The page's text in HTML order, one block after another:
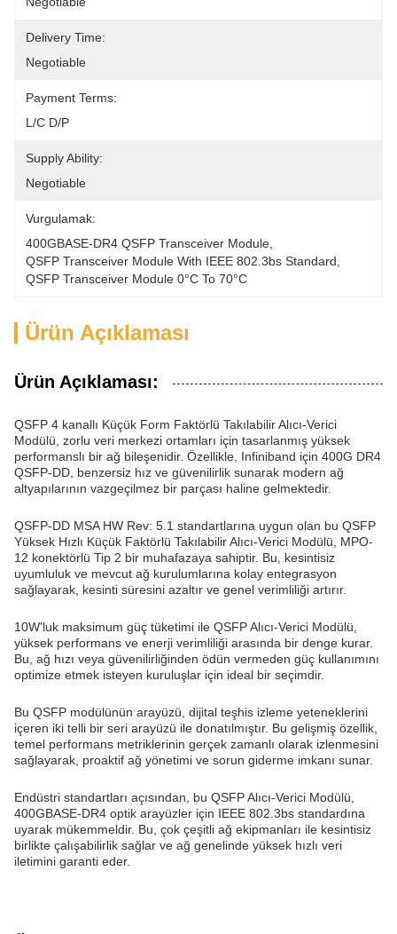
Delivery Time:
Negotiable
Payment Terms:
L/C D/P
Supply Ability:
Negotiable
Vurgulamak:
400GBASE-DR4 QSFP Transceiver Module
QSFP Transceiver Module With IEEE 802.3bs Standard
QSFP Transceiver Module 0°C To 70°C
Ürün Açıklaması
Ürün Açıklaması:
QSFP 4 kanallı Küçük Form Faktörlü Takılabilir Alıcı-Verici
Modülü, zorlu veri merkezi ortamları için tasarlanmış yüksek
performanslı bir ağ bileşenidir. Özellikle, Infiniband için 400G DR4
QSFP-DD, benzersiz hız ve güvenilirlik sunarak modern ağ
altyapılarının vazgeçilmez bir parçası haline gelmektedir.
QSFP-DD MSA HW Rev: 5.1 standartlarına uygun olan bu QSFP
Yüksek Hızlı Küçük Faktörlü Takılabilir Alıcı-Verici Modülü, MPO-
12 konektörlü Tip 2 bir muhafazaya sahiptir. Bu, kesintisiz
uyumluluk ve mevcut ağ kurulumlarına kolay entegrasyon
sağlayarak, kesinti süresini azaltır ve genel verimliliği artırır.
10W'luk maksimum güç tüketimi ile QSFP Alıcı-Verici Modülü,
yüksek performans ve enerji verimliliği arasında bir denge kurar.
Bu, ağ hızı veya güvenilirliğinden ödün vermeden güç kullanımını
optimize etmek isteyen kuruluşlar için ideal bir seçimdir.
Bu QSFP modülünün arayüzü, dijital teşhis izleme yeteneklerini
içeren iki telli bir seri arayüzü ile donatılmıştır. Bu gelişmiş özellik,
temel performans metriklerinin gerçek zamanlı olarak izlenmesini
sağlayarak, proaktif ağ yönetimi ve sorun giderme imkanı sunar.
Endüstri standartları açısından, bu QSFP Alıcı-Verici Modülü,
400GBASE-DR4 optik arayüzler için IEEE 802.3bs standardına
uyarak mükemmeldir. Bu, çok çeşitli ağ ekipmanları ile kesintisiz
birlikte çalışabilirlik sağlar ve ağ genelinde yüksek hızlı veri
iletimini garanti eder.